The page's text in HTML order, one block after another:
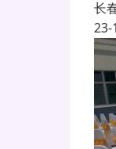
长
23-